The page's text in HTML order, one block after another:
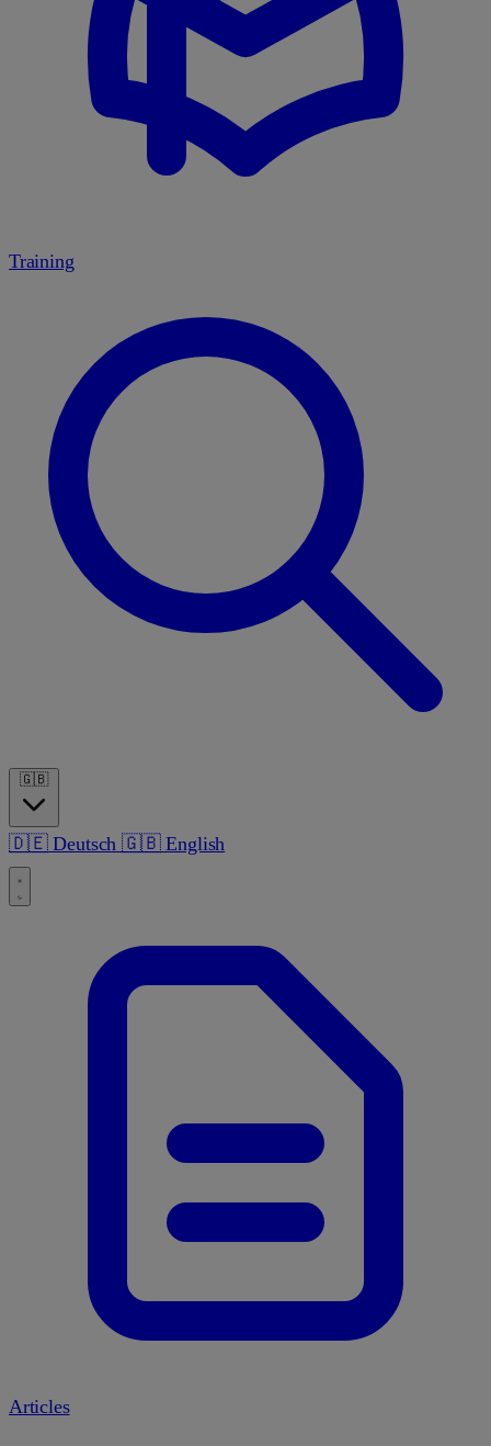
Training
🇬🇧
🇩🇪Deutsch🇬🇧English
Articles